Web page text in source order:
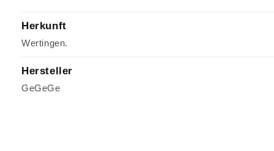
Herkunft
Wertingen.
Hersteller
GeGeGe